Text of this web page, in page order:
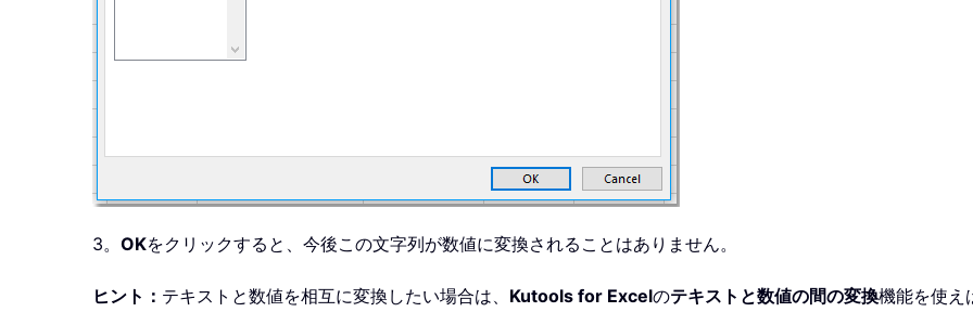
3。 OKをクリックすると、今後この文字列が数値に変換されることはありません。
ヒント： テキストと数値を相互に変換したい場合は、 Kutools for Excelのテキストと数値の間の変換機能を使え